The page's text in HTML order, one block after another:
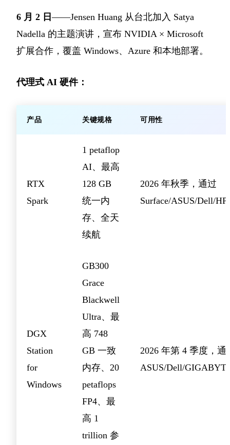
6 月 2 日——Jensen Huang 从台北加入 Satya
Nadella 的主题演讲，宣布 NVIDIA × Microsoft
扩展合作，覆盖 Windows、Azure 和本地部署。
代理式 AI 硬件：
产品 关键规格 可用性
RTX
Spark
1 petaflop
AI、最高
128 GB
统一内
存、全天
续航
2026 年秋季，通过
Surface/ASUS/Dell/
DGX
Station
for
Windows
GB300
Grace
Blackwell
Ultra、最
高 748
GB 一致
内存、20
petaflops
FP4、最
高 1
trillion 参
2026 年第 4 季度，通
ASUS/Dell/